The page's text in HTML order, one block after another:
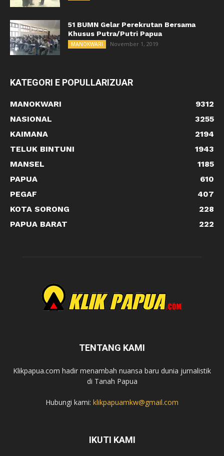
51 BUMN Gelar Perekrutan Bersama
Khusus Putra/Putri Papua
MANOKWARI November 1, 2019
KATEGORI E POPULLARIZUAR
MANOKWARI
9312
NASIONAL
3255
KAIMANA
2194
TELUK BINTUNI
1943
MANSEL
1185
PAPUA
610
PEGAF
407
KOTA SORONG
228
PAPUA BARAT
222
TENTANG KAMI
Klikpapua.com hadir menambah nuansa baru dunia jurnalistik
di Tanah Papua
Hubungi kami: klikpapuamkw@gmail.com
IKUTI KAMI